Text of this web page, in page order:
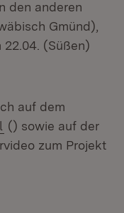
den anderen
Gmünd),
(Süßen)
auf dem
(Öffnet in neuem
() sowie auf der
Fenster)
zum Projekt